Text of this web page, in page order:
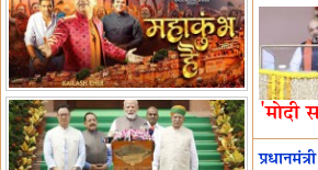
हैं-बिरला
'द वॉयस ऑफ जस्टिस: जस्टिस
गवई स्पीक्स'
राष्ट्रीय युद्ध स्मारक से 'शौर्य विजय
यात्रा' शुरू
भारत जापान में रक्षा संबंधों का
विस्तार
'एनसीसी को मजबूत करना राष्ट्रीय
जिम्मेदारी'
भारत-ऑस्ट्रेलिया ने खेल संबंधों का
जश्न मनाया
'भारत को फुटबॉल में भी वैश्विक
'मोदी